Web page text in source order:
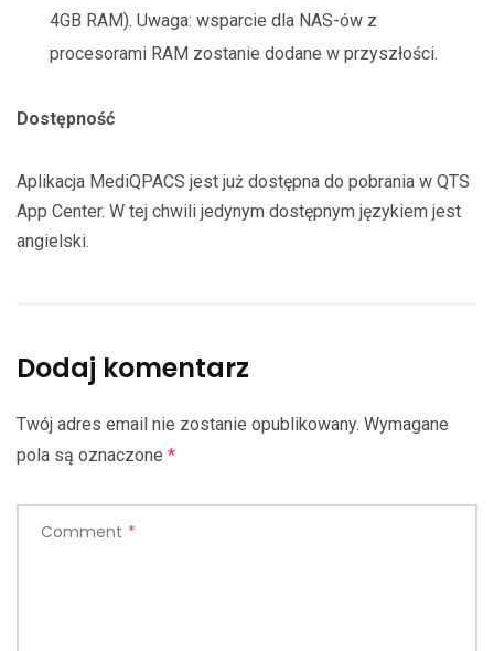
4GB RAM). Uwaga: wsparcie dla NAS-ów z
procesorami RAM zostanie dodane w przyszłości.
Dostępność
Aplikacja MediQPACS jest już dostępna do pobrania w QTS
App Center. W tej chwili jedynym dostępnym językiem jest
angielski.
Dodaj komentarz
Twój adres email nie zostanie opublikowany. Wymagane
pola są oznaczone *
Comment *